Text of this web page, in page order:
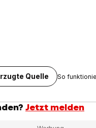
Quelle So
Jetzt melden